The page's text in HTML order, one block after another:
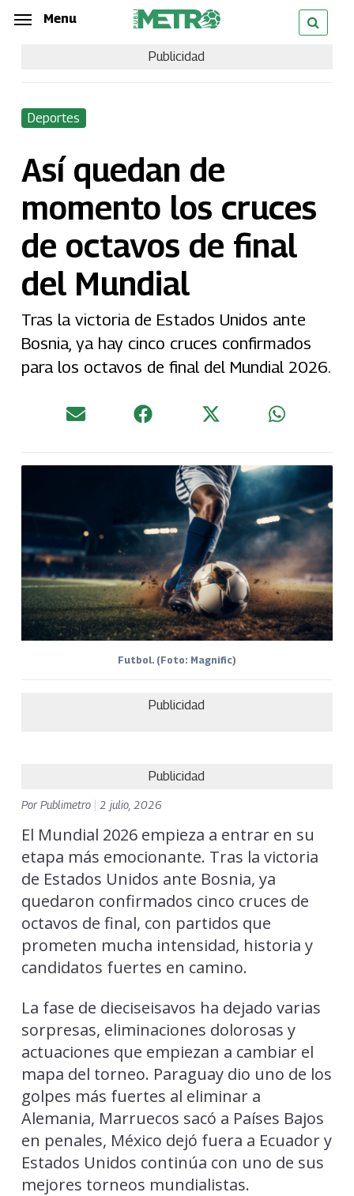
Skip
content
Menu
Publicidad
Deportes
Así quedan de
momento los cruces
de octavos de final
del Mundial
Tras la victoria de Estados Unidos ante
Bosnia, ya hay cinco cruces confirmados
para los octavos de final del Mundial 2026.
Futbol. (Foto: Magnific)
Publicidad
Publicidad
PorPublimetro 2 julio, 2026
El Mundial 2026 empieza a entrar en su
etapa más emocionante. Tras la victoria
de Estados Unidos ante Bosnia, ya
quedaron confirmados cinco cruces de
octavos de final, con partidos que
prometen mucha intensidad, historia y
candidatos fuertes en camino.
La fase de dieciseisavos ha dejado varias
sorpresas, eliminaciones dolorosas y
actuaciones que empiezan a cambiar el
mapa del torneo. Paraguay dio uno de los
golpes más fuertes al eliminar a
Alemania, Marruecos sacó a Países Bajos
en penales, México dejó fuera a Ecuador y
Estados Unidos continúa con uno de sus
mejores torneos mundialistas.
Menu